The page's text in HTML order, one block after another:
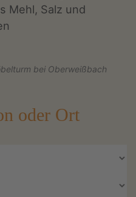
Mehl, Salz und
bei Oberweißbach
oder Ort